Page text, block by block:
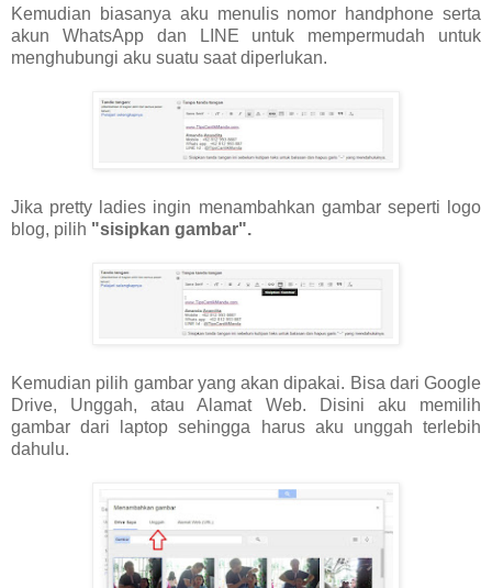
Kemudian biasanya aku menulis nomor handphone serta
akun WhatsApp dan LINE untuk mempermudah untuk
menghubungi aku suatu saat diperlukan.
Jika pretty ladies ingin menambahkan gambar seperti logo
blog, pilih "sisipkan gambar".
Kemudian pilih gambar yang akan dipakai. Bisa dari Google
Drive, Unggah, atau Alamat Web. Disini aku memilih
gambar dari laptop sehingga harus aku unggah terlebih
dahulu.